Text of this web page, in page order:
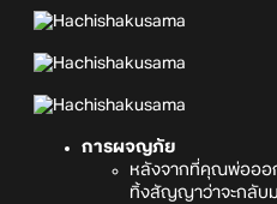
การผจญภัย
หลังจากที่คุณพ่อออ
ทิ้งสัญญาว่าจะกลับม